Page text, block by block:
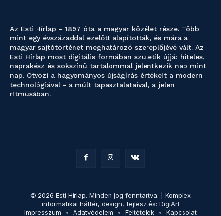
Az Esti Hírlap - 1897 óta a magyar közélet része. Több
mint egy évszázaddal ezelőtt alapították, és mára a
magyar sajtótörténet meghatározó szereplőjévé vált. Az
Esti Hírlap most digitális formában születik újjá: hiteles,
naprakész és sokszínű tartalommal jelentkezik nap mint
nap. Ötvözi a hagyományos újságírás értékeit a modern
technológiával - a múlt tapasztalataival, a jelen
ritmusában.
© 2026 Esti Hírlap. Minden jog fenntartva. | Komplex
informatikai háttér, design, fejlesztés: DigiArt
Impresszum
Adatvédelem Feltételek Kapcsolat